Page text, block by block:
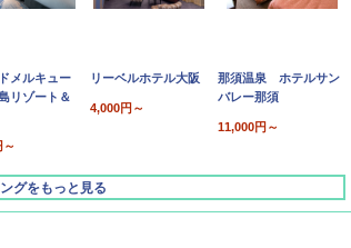
メルキュー
リゾート＆
リーベルホテル大阪
4,000円～
那須温泉 ホテルサン
バレー那須
11,000円～
グをもっと見る